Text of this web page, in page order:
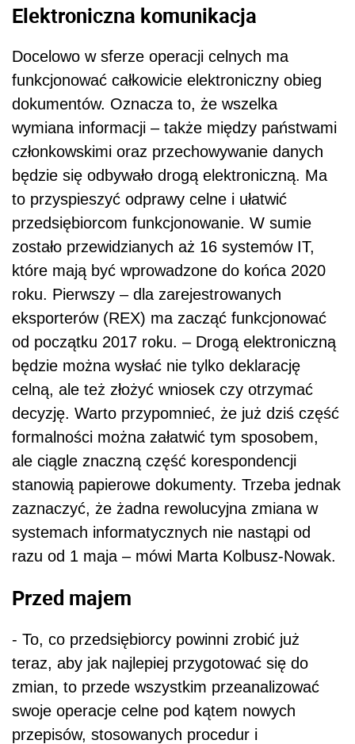
Elektroniczna komunikacja
Docelowo w sferze operacji celnych ma
funkcjonować całkowicie elektroniczny obieg
dokumentów. Oznacza to, że wszelka
wymiana informacji – także między państwami
członkowskimi oraz przechowywanie danych
będzie się odbywało drogą elektroniczną. Ma
to przyspieszyć odprawy celne i ułatwić
przedsiębiorcom funkcjonowanie. W sumie
zostało przewidzianych aż 16 systemów IT,
które mają być wprowadzone do końca 2020
roku. Pierwszy – dla zarejestrowanych
eksporterów (REX) ma zacząć funkcjonować
od początku 2017 roku. – Drogą elektroniczną
będzie można wysłać nie tylko deklarację
celną, ale też złożyć wniosek czy otrzymać
decyzję. Warto przypomnieć, że już dziś część
formalności można załatwić tym sposobem,
ale ciągle znaczną część korespondencji
stanowią papierowe dokumenty. Trzeba jednak
zaznaczyć, że żadna rewolucyjna zmiana w
systemach informatycznych nie nastąpi od
razu od 1 maja – mówi Marta Kolbusz-Nowak.
Przed majem
- To, co przedsiębiorcy powinni zrobić już
teraz, aby jak najlepiej przygotować się do
zmian, to przede wszystkim przeanalizować
swoje operacje celne pod kątem nowych
przepisów, stosowanych procedur i